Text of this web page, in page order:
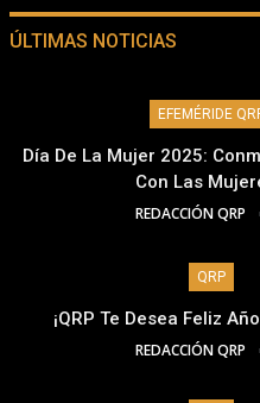
ÚLTIMAS NOTICIAS
EFEMÉRIDE
Día De La Mujer 2025:
Con Las
REDACCIÓN QRP
QRP
¡QRP Te Desea Feliz
REDACCIÓN QRP